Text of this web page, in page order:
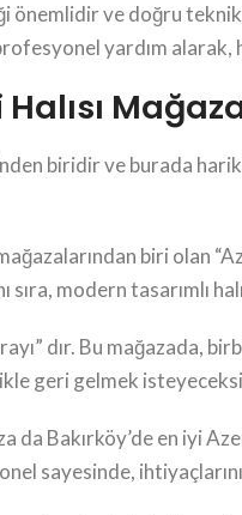
önemlidir ve doğru
yardım alarak,
biridir ve burada
biri olan
sıra, modern
dır. Bu mağazada,
geri gelmek
da Bakırköy’de en iyi
sayesinde,